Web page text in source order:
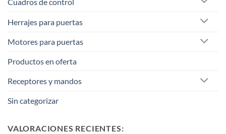
Herrajes para puertas
Motores para puertas
Productos en oferta
Receptores y mandos
Sin categorizar
VALORACIONES RECIENTES: